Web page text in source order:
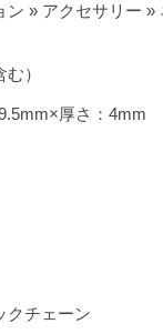
ン » アクセサリー
）
厚さ：4mm
クチェーン